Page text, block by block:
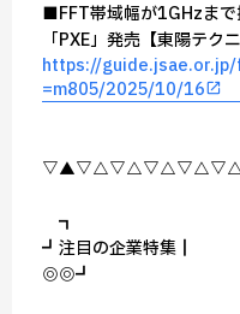
■FFT帯域幅が1GHzま
「PXE」発売【東陽テクニ
https://
=m805/2025/10/16
┏━━━━━━━┓
┏┛注目の企業特集┃
┗◎━━━━◎━━┛